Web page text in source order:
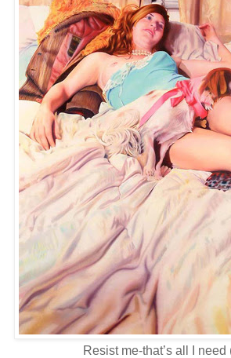
Resist me-that’s all I need